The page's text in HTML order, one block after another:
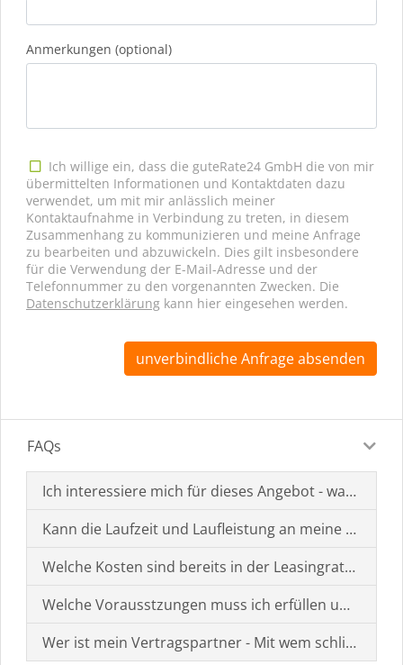
Anmerkungen (optional)
Ich willige ein, dass die guteRate24 GmbH die von mir
übermittelten Informationen und Kontaktdaten dazu
verwendet, um mit mir anlässlich meiner
Kontaktaufnahme in Verbindung zu treten, in diesem
Zusammenhang zu kommunizieren und meine Anfrage
zu bearbeiten und abzuwickeln. Dies gilt insbesondere
für die Verwendung der E-Mail-Adresse und der
Telefonnummer zu den vorgenannten Zwecken. Die
Datenschutzerklärung kann hier eingesehen werden.
unverbindliche Anfrage absenden
FAQs
Ich interessiere mich für dieses Angebot - was muss
Kann die Laufzeit und Laufleistung an meine
Welche Kosten sind bereits in der Leasingrate
Welche Vorausstzungen muss ich erfüllen um einen
Wer ist mein Vertragspartner - Mit wem schließe ich